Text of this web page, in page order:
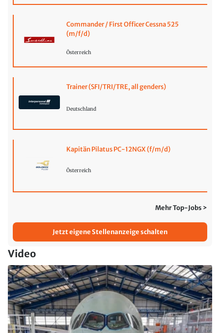
Commander / First Officer Cessna 525
(m/f/d)
Österreich
Trainer (SFI/TRI/TRE, all genders)
Deutschland
Kapitän Pilatus PC-12NGX (f/m/d)
Österreich
Mehr Top-Jobs >
Jetzt eigene Stellenanzeige schalten
Video